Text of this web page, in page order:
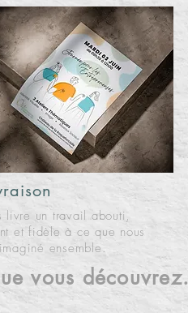
livre un travail abouti,
et fidèle à ce que nous
ensemble.
vous découvrez.